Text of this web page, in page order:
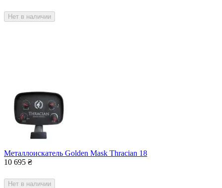
Нет в наличии
Металлоискатель Golden Mask Thracian 18
10 695 ₴
Нет в наличии